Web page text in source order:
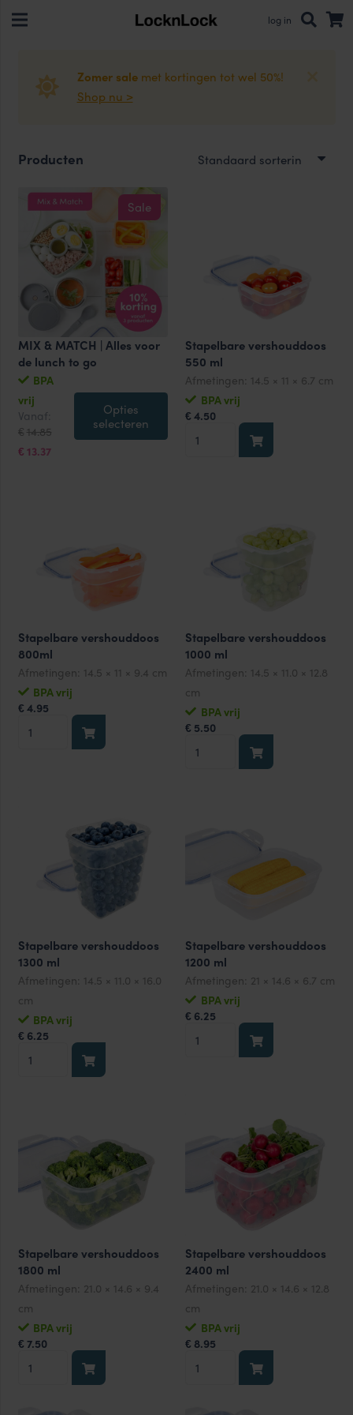
log in
Zomer salemet kortingen tot wel 50%!
Shop nu >
Producten
Sale
MIX & MATCH | Alles voor
de lunch to go
BPA
vrij
Vanaf:
€ 14.85
Oorspronkelijke
prijs
was:
€14.85.
€ 13.37
Huidige
prijs
is:
€13.37.
Opties
selecteren
Stapelbare vershouddoos
550 ml
Afmetingen:
14.5 × 11 × 6.7 cm
BPA vrij
€ 4.50
Stapelbare
vershouddoos
Stapelbare vershouddoos
800ml
Afmetingen:
14.5 × 11 × 9.4 cm
BPA vrij
€ 4.95
Stapelbare
vershouddoos
Stapelbare vershouddoos
1000 ml
Afmetingen:
14.5 × 11.0 × 12.8
cm
BPA vrij
€ 5.50
Stapelbare
vershouddoos
Stapelbare vershouddoos
1300 ml
Afmetingen:
14.5 × 11.0 × 16.0
cm
BPA vrij
€ 6.25
Stapelbare
vershouddoos
Stapelbare vershouddoos
1200 ml
Afmetingen: 21 × 14.6 × 6.7 cm
BPA vrij
€ 6.25
Stapelbare
vershouddoos
Stapelbare vershouddoos
1800 ml
Afmetingen: 21.0 × 14.6 × 9.4
cm
BPA vrij
€ 7.50
Stapelbare
vershouddoos
Stapelbare vershouddoos
2400 ml
Afmetingen: 21.0 × 14.6 × 12.8
cm
BPA vrij
€ 8.95
Stapelbare
vershouddoos